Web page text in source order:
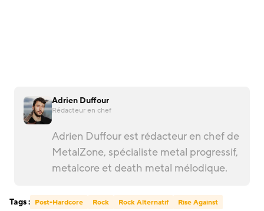
Adrien Duffour
Rédacteur en chef
Adrien Duffour est rédacteur en chef de
MetalZone, spécialiste metal progressif,
metalcore et death metal mélodique.
Tags : Post-Hardcore Rock Rock Alternatif Rise Against